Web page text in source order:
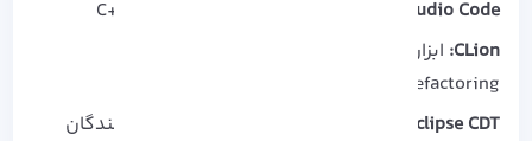
Visual Studio Code:
سبک با افزونه‌ های ویژه ++C
CLion:
Refactoring و Debugging پیشرفته
Eclipse CDT:
رایگان و متن‌ باز، مناسب توسعه‌ دهندگان